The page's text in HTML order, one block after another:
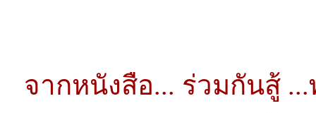
จากหนังสือ... ร่วมกันสู้